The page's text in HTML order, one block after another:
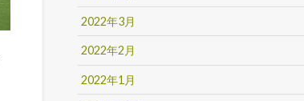
2022年3月
2022年2月
2022年1月